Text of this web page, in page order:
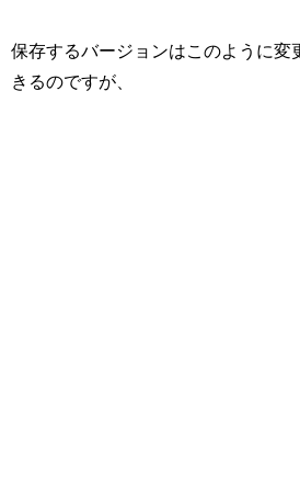
保存するバージョンはこのように変
きるのですが、